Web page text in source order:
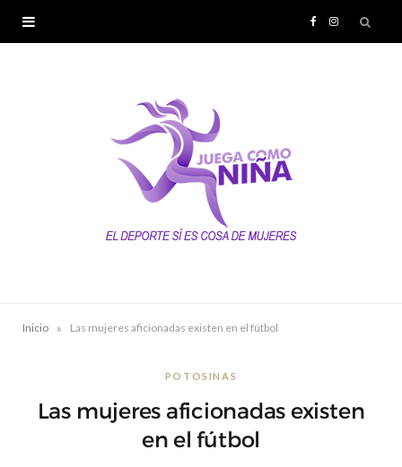
I
Inicio » Las mujeres aficionadas existen en el fútbol
POTOSINAS
Las mujeres aficionadas existen
en el fútbol